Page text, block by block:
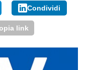
Condividi
link